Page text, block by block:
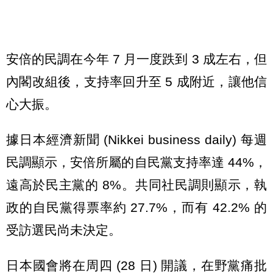
安倍的民調在今年 7 月一度跌到 3 成左右，但
內閣改組後，支持率回升至 5 成附近，讓他信
心大振。
據日本經濟新聞 (Nikkei business daily) 每週
民調顯示，安倍所屬的自民黨支持率達 44%，
遠高於民主黨的 8%。共同社民調則顯示，執
政的自民黨得票率約 27.7%，而有 42.2% 的
受訪選民尚未決定。
日本國會將在周四 (28 日) 開議，在野黨痛批